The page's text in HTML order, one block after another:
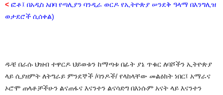
< ፎቶ፤ በአዲስ አበባ የጣሊያን ባንዲራ ወርዶ የኢትዮጵያ ሠንደቅ ዓላማ በእንግሊዝ
ወታደሮች ሲሰቀል)
ዱቼ በራሱ ህዝብ ተዋርዶ ህይወቱን ከማጣቱ በፊት ያኔ ጥቁር ለባሾችን ኢትዮጵያ
ላይ ሲያዘምት ለትግራይ ምንደኞች /ባንዶች/ የላከላቸው መልዕክት ነበር፤ አማራና
ኦሮሞ ጠላቶቻችሁን ልናጠፋና እናንተን ልናሳድግ በእነሱም አናት ላይ እናንተን